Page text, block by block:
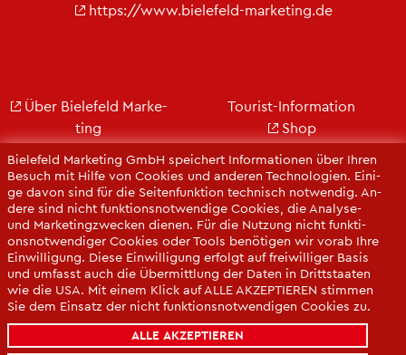
Bie­le­feld Mar­ke­ting GmbH spei­chert In­for­ma­tio­nen über Ihren
Be­such mit Hilfe von Coo­kies und an­de­ren Tech­no­lo­gi­en. Ei­ni­
ge davon sind für die Sei­ten­funk­ti­on tech­nisch not­wen­dig. An­
de­re sind nicht funk­ti­ons­not­wen­di­ge Coo­kies, die Ana­ly­se-
und Mar­ke­ting­zwe­cken die­nen. Für die Nut­zung nicht funk­ti­
ons­not­wen­di­ger Coo­kies oder Tools be­nö­ti­gen wir vorab Ihre
Ein­wil­li­gung. Diese Ein­wil­li­gung er­folgt auf frei­wil­li­ger Basis
und um­fasst auch die Über­mitt­lung der Daten in Dritt­staa­ten
wie die USA. Mit einem Klick auf ALLE AK­ZEP­TIE­REN stim­men
Sie dem Ein­satz der nicht funk­ti­ons­not­wen­di­gen Coo­kies zu.
Sie kön­nen Ihre Ein­wil­li­gung über die COO­KIE-EIN­STEL­LUN­
GEN je­der­zeit än­dern oder mit Wir­kung für die Zu­kunft wi­der­
ALLE AKZEPTIEREN
https://​www.​bielefeld-​marketing.​de
Über Bie­le­feld Mar­ke­
ting
Kon­takt
Ge­schäfts­be­richt
Pres­se
Tou­rist-In­for­ma­ti­on
Shop
Bie­le­feld-Gut­schein
Web­cams